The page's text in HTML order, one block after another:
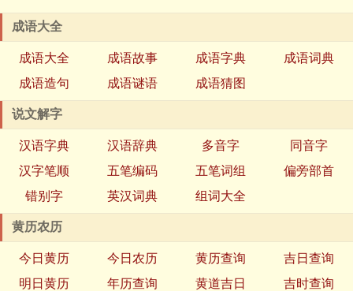
成语大全
成语大全 成语故事 成语字典
成语词典
成语造句
成语谜语 成语猜图
说文解字
汉语字典 汉语辞典 多音字
同音字
汉字笔顺
五笔编码 五笔词组
偏旁部首
错别字
英汉词典 组词大全
黄历农历
今日黄历 今日农历 黄历查询
吉日查询
明日黄历
年历查询 黄道吉日
吉时查询